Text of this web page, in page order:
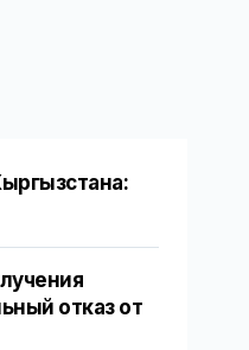
отказ от